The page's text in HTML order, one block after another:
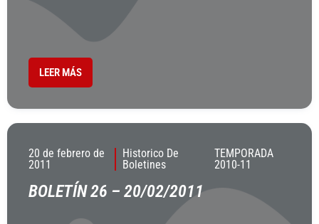
LEER MÁS
20 de febrero de
2011
Historico De
Boletines
TEMPORADA
2010-11
BOLETÍN 26 – 20/02/2011